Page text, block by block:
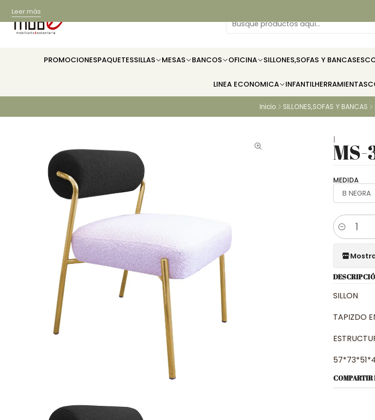
PROMOCIONESPAQUETESSILLAS MESAS BANCOS OFICINA SILLONES,SOFAS Y BANCAS
LINEA ECONOMICA INFANTILHERRAMIENTAS
Leer más
Inicio SILLONES,SOFAS Y BANCAS
|MS-
MEDIDA
B NEGRA
Cantidad
SILLON
TAPIZDO
COMPARTIR